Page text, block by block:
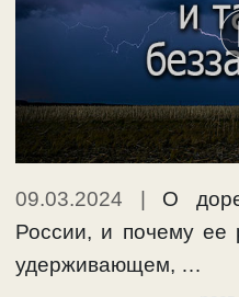
09.03.2024
О
России, и почему
удерживающем, …